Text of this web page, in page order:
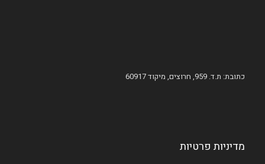
כתובת: ת.ד. 959, חרוצים, מיקוד 60917
מדיניות פרטיות